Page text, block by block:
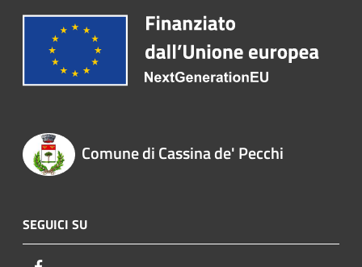
Comune di Cassina de' Pecchi
SEGUICI SU